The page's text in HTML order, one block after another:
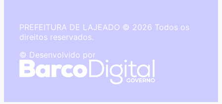
PREFEITURA DE LAJEADO © 2026 Todos os
direitos reservados.
© Desenvolvido por